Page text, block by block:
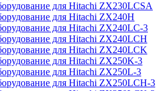
для Hitachi ZX230LCSA
для Hitachi ZX240H
для Hitachi ZX240LC-3
для Hitachi ZX240LCH
для Hitachi ZX240LCK
для Hitachi ZX250K-3
для Hitachi ZX250L-3
для Hitachi ZX250LCH-3